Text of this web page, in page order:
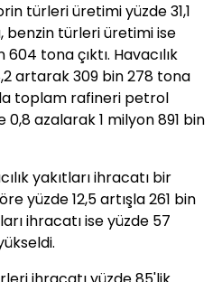
türleri üretimi yüzde 31,1
benzin türleri üretimi ise
tona çıktı. Havacılık
artarak 309 bin 278 tona
toplam rafineri petrol
azalarak 1 milyon 891 bin
yakıtları ihracatı bir
yüzde 12,5 artışla 261 bin
ihracatı ise yüzde 57